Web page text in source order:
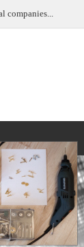
companies...